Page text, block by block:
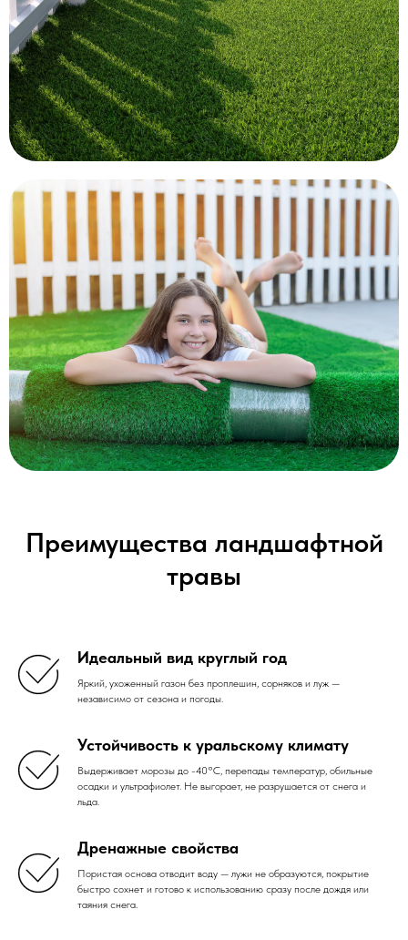
Преимущества ландшафтной
травы
Идеальный вид круглый год
Яркий, ухоженный газон без проплешин, сорняков и луж —
независимо от сезона и погоды.
Устойчивость к уральскому климату
Выдерживает морозы до -40°C, перепады температур, обильные
осадки и ультрафиолет. Не выгорает, не разрушается от снега и
льда.
Дренажные свойства
Пористая основа отводит воду — лужи не образуются, покрытие
быстро сохнет и готово к использованию сразу после дождя или
таяния снега.